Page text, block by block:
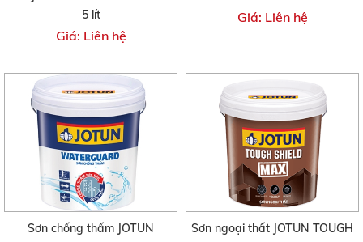
5 lít
Giá: Liên hệ
Giá: Liên hệ
Sơn chống thấm JOTUN
Sơn ngoại thất JOTUN TOUGH